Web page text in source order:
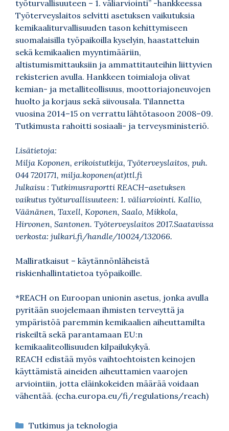
työturvallisuuteen – 1. väliarviointi” -hankkeessa
Työterveyslaitos selvitti asetuksen vaikutuksia
kemikaaliturvallisuuden tason kehittymiseen
suomalaisilla työpaikoilla kyselyin, haastatteluin
sekä kemikaalien myyntimääriin,
altistumismittauksiin ja ammattitauteihin liittyvien
rekisterien avulla. Hankkeen toimialoja olivat
kemian- ja metalliteollisuus, moottoriajoneuvojen
huolto ja korjaus sekä siivousala. Tilannetta
vuosina 2014–15 on verrattu lähtötasoon 2008–09.
Tutkimusta rahoitti sosiaali- ja terveysministeriö.
Lisätietoja:
Milja Koponen, erikoistutkija, Työterveyslaitos, puh.
044 7201771, milja.koponen(at)ttl.fi
Julkaisu : Tutkimusraportti REACH–asetuksen
vaikutus työturvallisuuteen: 1. väliarviointi. Kallio,
Väänänen, Taxell, Koponen, Saalo, Mikkola,
Hirvonen, Santonen. Työterveyslaitos 2017.Saatavissa
verkosta: julkari.fi/handle/10024/132066.
Malliratkaisut – käytännönläheistä
riskienhallintatietoa työpaikoille.
*REACH on Euroopan unionin asetus, jonka avulla
pyritään suojelemaan ihmisten terveyttä ja
ympäristöä paremmin kemikaalien aiheuttamilta
riskeiltä sekä parantamaan EU:n
kemikaaliteollisuuden kilpailukykyä.
REACH edistää myös vaihtoehtoisten keinojen
käyttämistä aineiden aiheuttamien vaarojen
arviointiin, jotta eläinkokeiden määrää voidaan
vähentää. (echa.europa.eu/fi/regulations/reach)
Kategoriat
Tutkimus ja teknologia